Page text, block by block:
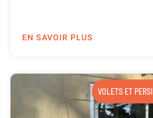
EN SAVOIR PLUS
VOLETS ET